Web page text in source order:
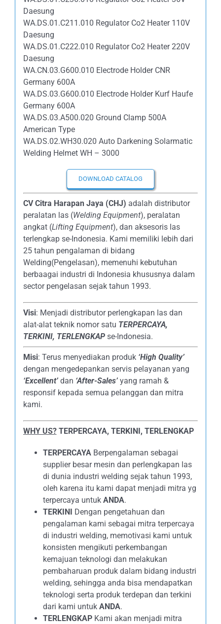
Daesung
WA.DS.01.C211.010 Regulator Co2 Heater 110V
Daesung
WA.DS.01.C222.010 Regulator Co2 Heater 220V
Daesung
WA.CN.03.G600.010 Electrode Holder CNR
Germany 600A
WA.DS.03.G600.010 Electrode Holder Kurf Haufe
Germany 600A
WA.DS.03.A500.020 Ground Clamp 500A
American Type
WA.DS.02.WH30.020 Auto Darkening Solarmatic
Welding Helmet WH – 3000
DOWNLOAD CATALOG
CV Citra Harapan Jaya (CHJ) adalah distributor
peralatan las (Welding Equipment), peralatan
angkat (Lifting Equipment), dan aksesoris las
terlengkap se-Indonesia. Kami memiliki lebih dari
25 tahun pengalaman di bidang
Welding(Pengelasan), memenuhi kebutuhan
berbaagai industri di Indonesia khususnya dalam
sector pengelasan sejak tahun 1993.
Visi: Menjadi distributor perlengkapan las dan
alat-alat teknik nomor satu TERPERCAYA,
TERKINI, TERLENGKAPse-Indonesia.
Misi: Terus menyediakan produk ‘High Quality’
dengan mengedepankan servis pelayanan yang
‘Excellent’dan ‘After-Sales’yang ramah &
responsif kepada semua pelanggan dan mitra
kami.
WHY US? TERPERCAYA, TERKINI, TERLENGKAP
TERPERCAYABerpengalaman sebagai
supplier besar mesin dan perlengkapan las
di dunia industri welding sejak tahun 1993,
oleh karena itu kami dapat menjadi mitra yg
terpercaya untuk ANDA.
TERKINI Dengan pengetahuan dan
pengalaman kami sebagai mitra terpercaya
di industri welding, memotivasi kami untuk
konsisten mengikuti perkembangan
kemajuan teknologi dan melakukan
pembaharuan produk dalam bidang industri
welding, sehingga anda bisa mendapatkan
teknologi serta produk terdepan dan terkini
dari kami untuk ANDA.
TERLENGKAPKami akan menjadi mitra